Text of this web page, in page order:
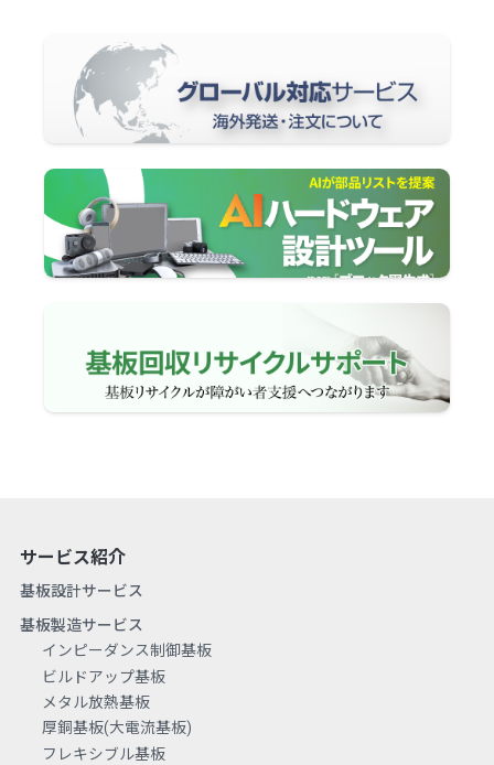
サービス紹介
基板設計サービス
基板製造サービス
インピーダンス制御基板
ビルドアップ基板
メタル放熱基板
厚銅基板(大電流基板)
フレキシブル基板